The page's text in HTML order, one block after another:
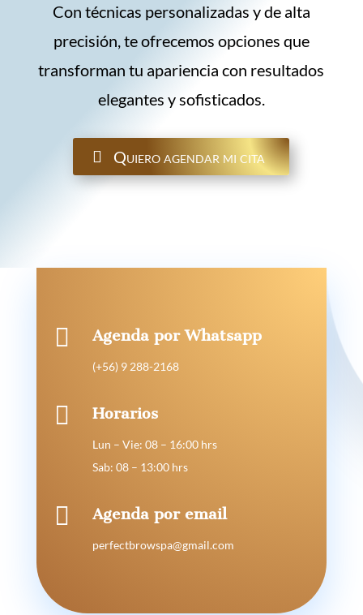
Con técnicas personalizadas y de alta
precisión, te ofrecemos opciones que
transforman tu apariencia con resultados
elegantes y sofisticados.
Quiero agendar mi cita
 Agenda por Whatsapp
(+56) 9 288-2168
 Horarios
Lun – Vie: 08 – 16:00 hrs
Sab: 08 – 13:00 hrs
 Agenda por email
perfectbrowspa@gmail.com